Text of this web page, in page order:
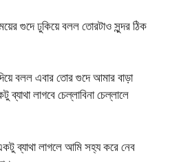
গুদে ঢুকিয়ে বলল তোরটাও সুন্দর ঠিক
বলল এবার তোর গুদে আমার বাড়া
লাগবে চেল্লাবিনা চেল্লালে
ব্যাথা লাগলে আমি সহ্য করে নেব